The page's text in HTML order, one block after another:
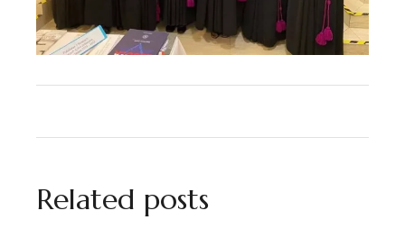
Related posts